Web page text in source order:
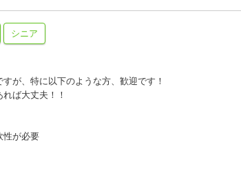
シニア
が、特に以下のような方、歓迎です！
ば大丈夫！！
性が必要